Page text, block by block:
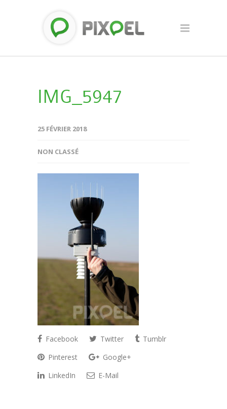
IMG_5947
25 FÉVRIER 2018
NON CLASSÉ
Facebook Twitter
Tumblr
Pinterest
Google+
LinkedIn
E-Mail